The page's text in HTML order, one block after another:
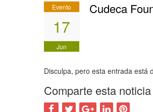
Evento
17
Jun
Cudeca
Disculpa, pero esta entrada está
Comparte esta noticia